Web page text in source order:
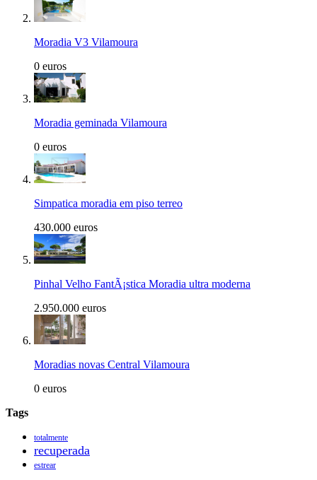
Moradia V3 Vilamoura
0 euros
Moradia geminada Vilamoura
0 euros
Simpatica moradia em piso terreo
430.000 euros
Pinhal Velho FantÃ¡stica Moradia ultra moderna
2.950.000 euros
Moradias novas Central Vilamoura
0 euros
Tags
totalmente
recuperada
estrear